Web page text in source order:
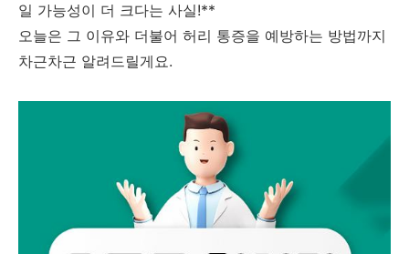
일 가능성이 더 크다는 사실!**
오늘은 그 이유와 더불어 허리 통증을 예방하는 방법까지
차근차근 알려드릴게요.